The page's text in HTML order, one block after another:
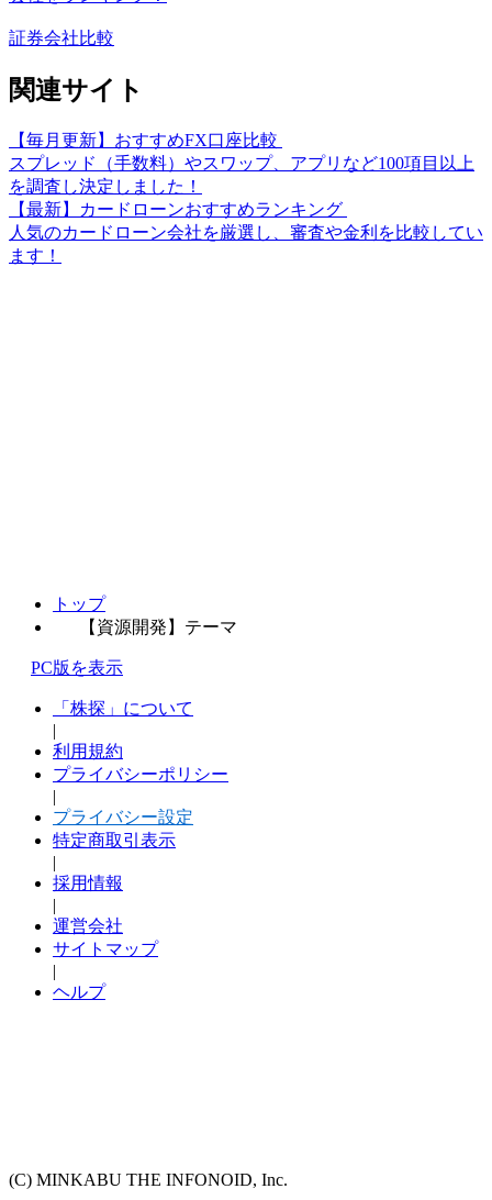
証券会社比較
関連サイト
【毎月更新】おすすめFX口座比較
スプレッド（手数料）やスワップ、アプリなど100項目以上
を調査し決定しました！
【最新】カードローンおすすめランキング
人気のカードローン会社を厳選し、審査や金利を比較してい
ます！
トップ
【資源開発】テーマ
PC版を表示
「株探」について
|
利用規約
プライバシーポリシー
|
プライバシー設定
特定商取引表示
|
採用情報
|
運営会社
サイトマップ
|
ヘルプ
(C) MINKABU THE INFONOID, Inc.